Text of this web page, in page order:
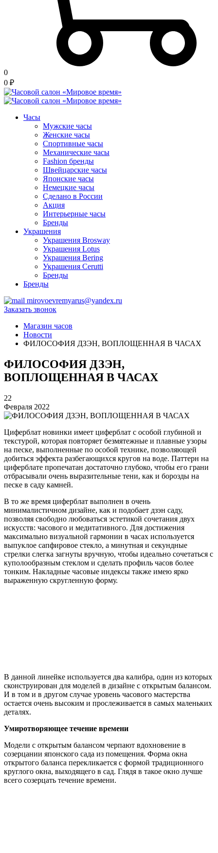
0
0 ₽
Часы
Мужские часы
Женские часы
Спортивные часы
Механические часы
Fashion бренды
Швейцарские часы
Японские часы
Немецкие часы
Сделано в России
Акция
Интерьерные часы
Бренды
Украшения
Украшения Brosway
Украшения Lotus
Украшения Bering
Украшения Cerutti
Бренды
Бренды
mirovoevremyarus@yandex.ru
Заказать звонок
Магазин часов
Новости
ФИЛОСОФИЯ ДЗЭН, ВОПЛОЩЕННАЯ В ЧАСАХ
ФИЛОСОФИЯ ДЗЭН,
ВОПЛОЩЕННАЯ В ЧАСАХ
22
Февраля 2022
Циферблат новинки имеет циферблат с особой глубиной и
текстурой, которая повторяет безмятежные и плавные узоры
на песке, выполненные по особой технике, позволяющей
добиться эффекта разбегающихся кругов на воде. Паттерн на
циферблате пропечатан достаточно глубоко, чтобы его грани
отбрасывали очень выразительные тени, как и борозды на
песке в саду камней.
В то же время циферблат выполнен в очень
минималистичном дизайне, как и подобает дзэн саду,
позволяя свободно любоваться эстетикой сочетания двух
искусств: часового и медитативного. Для достижения
максимально визуальной гармонии в часах используется
выпуклое сапфировое стекло, а минутная и секундные
стрелки слегка загнуты вручную, чтобы идеально сочетаться с
куполообразным стеклом и сделать профиль часов более
тонким. Накладные часовые индексы также имею ярко
выраженную скругленную форму.
В данной линейке используется два калибра, один из которых
сконструирован для моделей в дизайне с открытым балансом.
И в том и в другом случае уровень часового мастерства
остается очень высоким и прослеживается в самых маленьких
деталях.
Умиротворяющее течение времени
Модели с открытым балансом черпают вдохновение в
созерцании японского сада из помещения. Форма окна
открытого баланса перекликается с формой традиционного
круглого окна, выходящего в сад. Глядя в такое окно лучше
всего созерцать течение времени.